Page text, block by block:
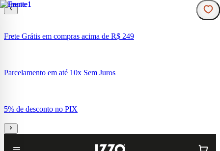
Frete Grátis em compras acima de R$ 249
Parcelamento em até 10x Sem Juros
5% de desconto no PIX